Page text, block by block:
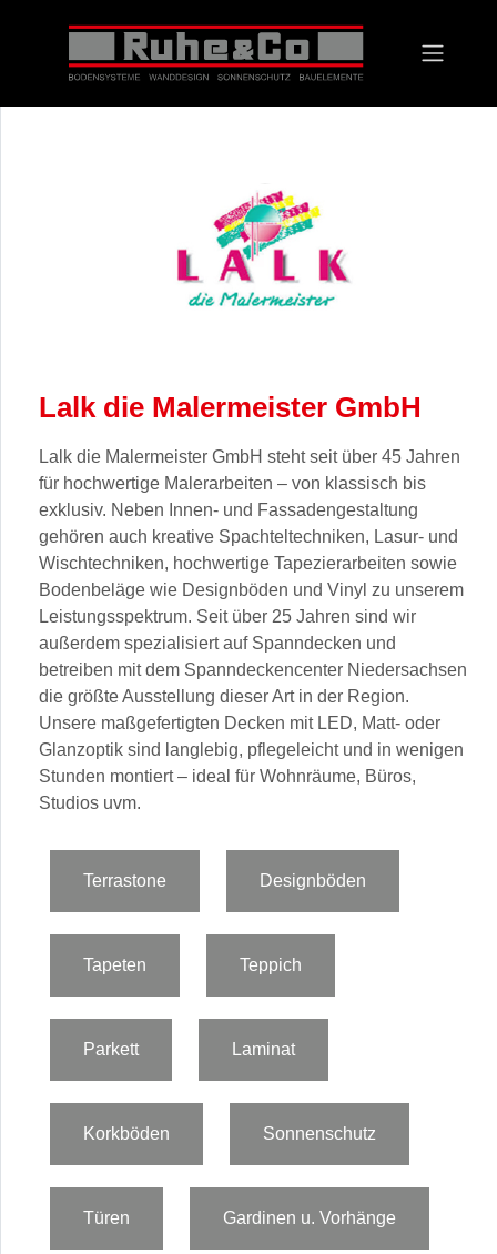
Lalk die Malermeister GmbH
Lalk die Malermeister GmbH steht seit über 45 Jahren
für hochwertige Malerarbeiten – von klassisch bis
exklusiv. Neben Innen- und Fassadengestaltung
gehören auch kreative Spachteltechniken, Lasur- und
Wischtechniken, hochwertige Tapezierarbeiten sowie
Bodenbeläge wie Designböden und Vinyl zu unserem
Leistungsspektrum. Seit über 25 Jahren sind wir
außerdem spezialisiert auf Spanndecken und
betreiben mit dem Spanndeckencenter Niedersachsen
die größte Ausstellung dieser Art in der Region.
Unsere maßgefertigten Decken mit LED, Matt- oder
Glanzoptik sind langlebig, pflegeleicht und in wenigen
Stunden montiert – ideal für Wohnräume, Büros,
Studios uvm.
Terrastone Designböden
Tapeten Teppich
Parkett Laminat
Korkböden Sonnenschutz
Türen Gardinen u. Vorhänge